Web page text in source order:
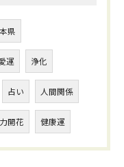
県
運 浄化
占い 人間関係
開花 健康運